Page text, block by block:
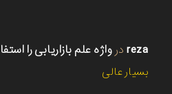
reza در واژه علم بازاریابی را
بسیار عالی